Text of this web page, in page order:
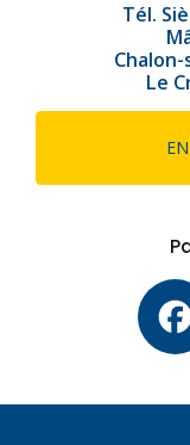
Tél.
Le